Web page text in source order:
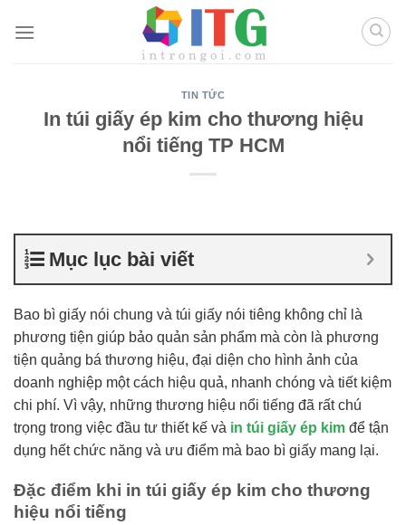
đến
TIN TỨC
In túi giấy ép kim cho thương hiệu
nổi tiếng TP HCM
Mục lục bài viết
Bao bì giấy nói chung và túi giấy nói tiêng không chỉ là
phương tiện giúp bảo quản sản phẩm mà còn là phương
tiện quảng bá thương hiệu, đại diện cho hình ảnh của
doanh nghiệp một cách hiệu quả, nhanh chóng và tiết kiệm
chi phí. Vì vậy, những thương hiệu nổi tiếng đã rất chú
trọng trong việc đầu tư thiết kế và in túi giấy ép kim để tận
dụng hết chức năng và ưu điểm mà bao bì giấy mang lại.
Đặc điểm khi in túi giấy ép kim cho thương
hiệu nổi tiếng